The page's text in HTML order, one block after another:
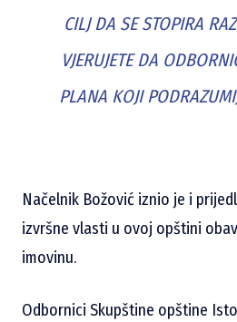
CILJ DA SE STOPIRA
VJERUJETE DA
PLANA KOJI
Načelnik Božović iznio je i
izvršne vlasti u ovoj opštini
imovinu.
Odbornici Skupštine opštine